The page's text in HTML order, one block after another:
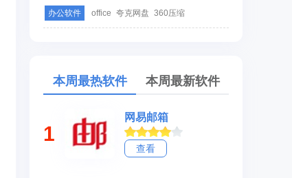
办公软件 office 夸克网盘 360压缩
本周最热软件 本周最新软件
1
网易邮箱
查看